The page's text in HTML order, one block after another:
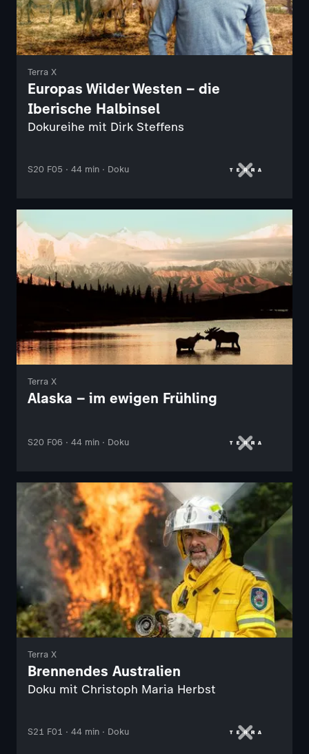
Terra X
Europas Wilder Westen – die
Iberische Halbinsel
Dokureihe mit Dirk Steffens
S20 F05 · 44 min · Doku
Terra X
Alaska – im ewigen Frühling
S20 F06 · 44 min · Doku
Terra X
Brennendes Australien
Doku mit Christoph Maria Herbst
S21 F01 · 44 min · Doku